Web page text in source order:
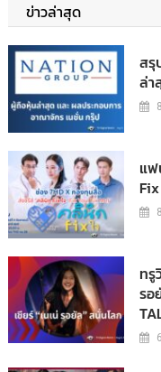
ข่าวล่าสุด
สรุ
ล่า
แฟ
Fix
ทรู
รอ